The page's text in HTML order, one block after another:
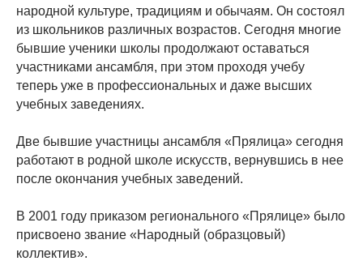
народной культуре, традициям и обычаям. Он состоял
из школьников различных возрастов. Сегодня многие
бывшие ученики школы продолжают оставаться
участниками ансамбля, при этом проходя учебу
теперь уже в профессиональных и даже высших
учебных заведениях.
Две бывшие участницы ансамбля «Прялица» сегодня
работают в родной школе искусств, вернувшись в нее
после окончания учебных заведений.
В 2001 году приказом регионального «Прялице» было
присвоено звание «Народный (образцовый)
коллектив».